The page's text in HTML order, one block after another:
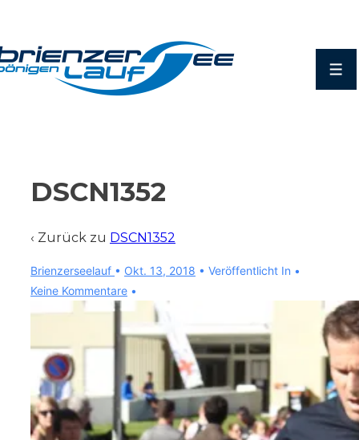
Inhalt
DSCN1352
‹ Zurück zu DSCN1352
Brienzerseelauf • Okt. 13, 2018
Veröffentlicht In
Keine Kommentare